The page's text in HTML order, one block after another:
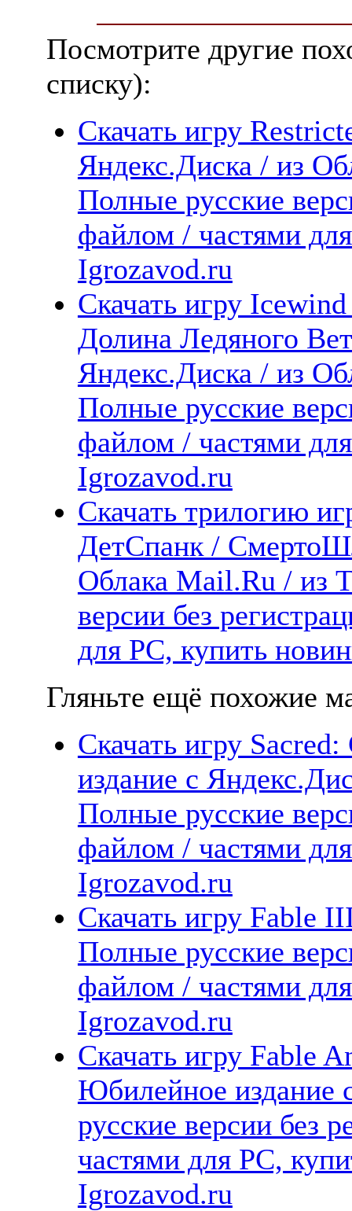
Посмотрите другие
списку):
Скачать игру
Яндекс.Диска / из
Полные русские
файлом / частями
Igrozavod.ru
Скачать игру
Долина Ледяного
Яндекс.Диска / из
Полные русские
файлом / частями
Igrozavod.ru
Скачать трилогию
ДетСпанк /
Облака Mail.Ru / из
версии без
для PC, купить
Гляньте ещё похожие
Скачать игру
издание с
Полные русские
файлом / частями
Igrozavod.ru
Скачать игру Fable
Полные русские
файлом / частями
Igrozavod.ru
Скачать игру Fable
Юбилейное издание
русские версии без
частями для PC,
Igrozavod.ru